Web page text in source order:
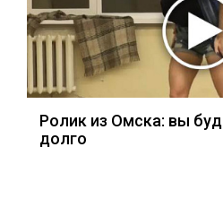
Ролик из Омска: вы
долго